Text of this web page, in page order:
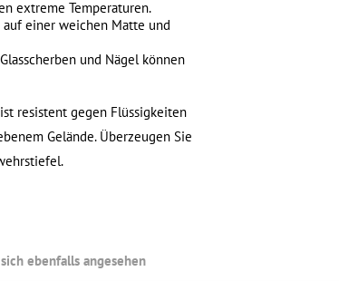
extreme Temperaturen.
einer weichen Matte und
und Nägel können
resistent gegen Flüssigkeiten
Gelände. Überzeugen Sie
ebenfalls angesehen